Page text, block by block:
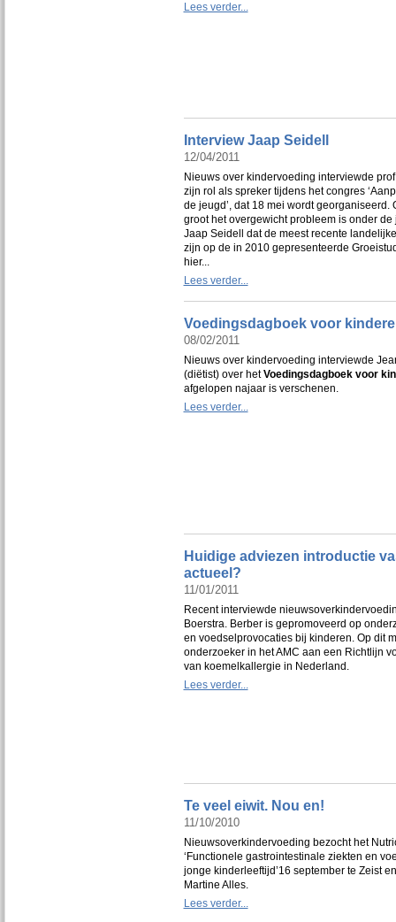
Lees verder...
Interview Jaap Seidell
12/04/2011
Nieuws over kindervoeding interviewde
zijn rol als spreker tijdens het congres
de jeugd’, dat 18 mei wordt georganiseerd.
groot het overgewicht probleem is onder
Jaap Seidell dat de meest recente
zijn op de in 2010 gepresenteerde
hier...
Lees verder...
Voedingsdagboek voor
08/02/2011
Nieuws over kindervoeding interviewde
(diëtist) over hetVoedingsdagboek voor
afgelopen najaar is verschenen.
Lees verder...
Huidige adviezen introductie
actueel?
11/01/2011
Recent interviewde
Boerstra. Berber is gepromoveerd op
en voedselprovocaties bij kinderen. Op dit
onderzoeker in het AMC aan een Richtlijn
van koemelkallergie in Nederland.
Lees verder...
Te veel eiwit. Nou en!
11/10/2010
Nieuwsoverkindervoeding bezocht het
‘Functionele gastrointestinale ziekten en
jonge kinderleeftijd’16 september te Zeist
Martine Alles.
Lees verder...